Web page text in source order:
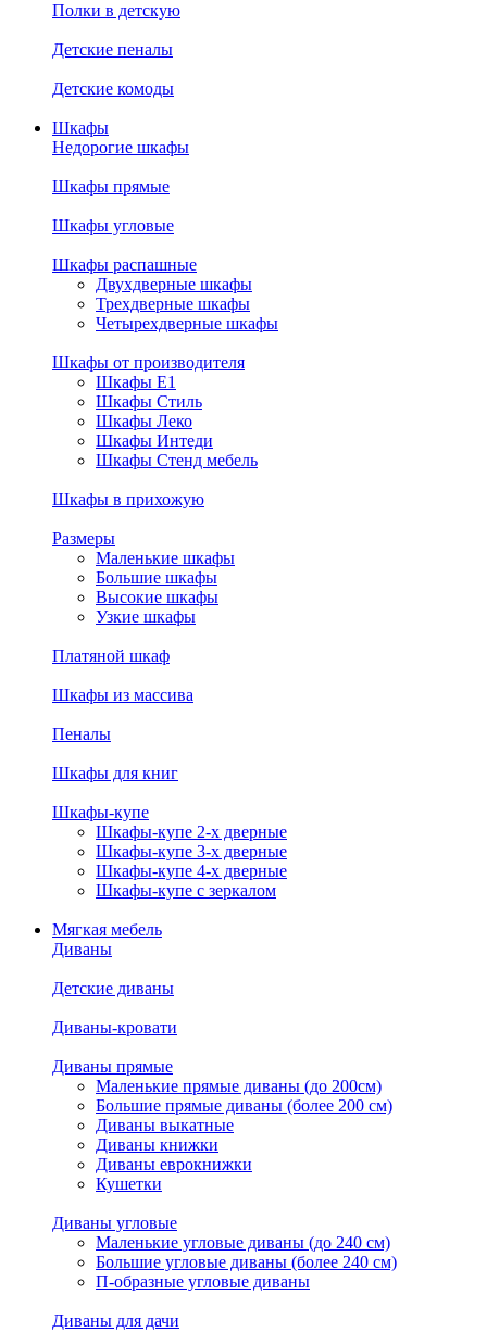
Полки в детскую
Детские пеналы
Детские комоды
Шкафы
Недорогие шкафы
Шкафы прямые
Шкафы угловые
Шкафы распашные
Двухдверные шкафы
Трехдверные шкафы
Четырехдверные шкафы
Шкафы от производителя
Шкафы E1
Шкафы Стиль
Шкафы Леко
Шкафы Интеди
Шкафы Стенд мебель
Шкафы в прихожую
Размеры
Маленькие шкафы
Большие шкафы
Высокие шкафы
Узкие шкафы
Платяной шкаф
Шкафы из массива
Пеналы
Шкафы для книг
Шкафы-купе
Шкафы-купе 2-х дверные
Шкафы-купе 3-х дверные
Шкафы-купе 4-х дверные
Шкафы-купе с зеркалом
Мягкая мебель
Диваны
Детские диваны
Диваны-кровати
Диваны прямые
Маленькие прямые диваны (до 200см)
Большие прямые диваны (более 200 см)
Диваны выкатные
Диваны книжки
Диваны еврокнижки
Кушетки
Диваны угловые
Маленькие угловые диваны (до 240 см)
Большие угловые диваны (более 240 см)
П-образные угловые диваны
Диваны для дачи